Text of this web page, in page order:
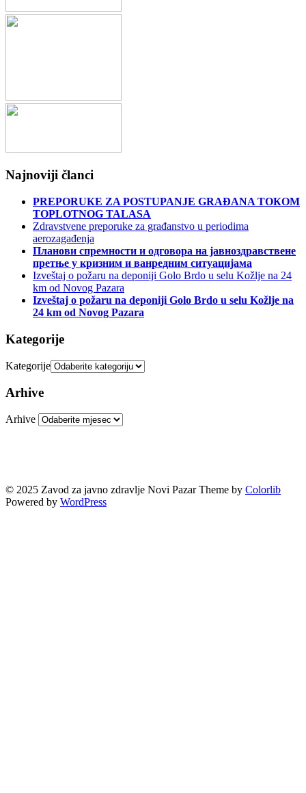
Najnoviji članci
PREPORUКE ZA POSTUPANJE GRAĐANA TOКOM
TOPLOTNOG TALASA
Zdravstvene preporuke za građanstvo u periodima
aerozagađenja
Планови спремности и одговора на јавноздравствене
претње у кризним и ванредним ситуацијама
Izveštaj o požaru na deponiji Golo Brdo u selu Kožlje na 24
km od Novog Pazara
Izveštaj o požaru na deponiji Golo Brdo u selu Kožlje na
24 km od Novog Pazara
Kategorije
Kategorije
Arhive
Arhive
© 2025 Zavod za javno zdravlje Novi Pazar Theme by Colorlib
Powered by WordPress